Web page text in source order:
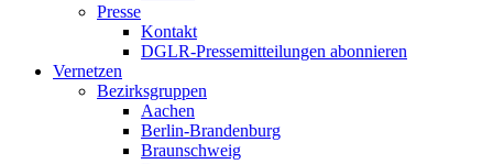
Presse
Kontakt
DGLR-Pressemitteilungen abonnieren
Vernetzen
Bezirksgruppen
Aachen
Berlin-Brandenburg
Braunschweig